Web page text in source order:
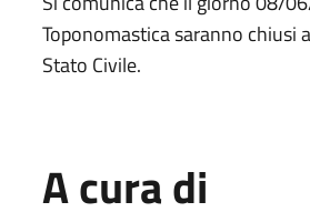
Toponomastica saranno chiusi
Stato Civile.
A cura di